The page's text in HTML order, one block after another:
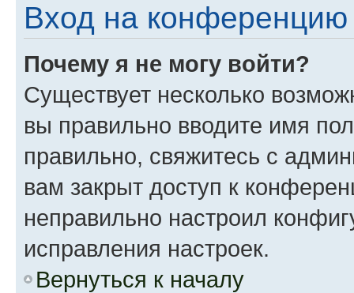
Вход на конференцию
Почему я не могу войти?
Существует несколько
вы правильно вводите имя
правильно, свяжитесь с
вам закрыт доступ к
неправильно настроил
исправления настроек.
Вернуться к началу